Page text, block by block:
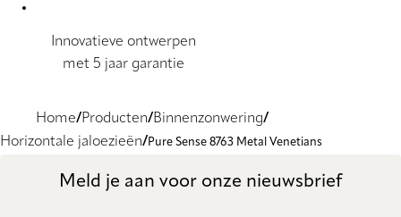
Innovatieve ontwerpen
met 5 jaar garantie
Home Producten Binnenzonwering
Horizontale jaloezieën
Pure Sense 8763 Metal Venetians
Meld je aan voor onze nieuwsbrief